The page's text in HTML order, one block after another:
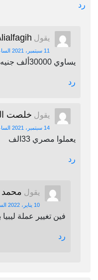
رد
يقول
11 سبتمبر، 2021 الساعة 6:51 م
يساوي 30000ألف جنيه مصري
رد
يقول خلصت
14 سبتمبر، 2021 الساعة 1:42 ص
يعملوا مصري 33الف
رد
يقول محمد
10 يناير، 2022 الساعة 2:12 ص
فين تغيير عملة
رد